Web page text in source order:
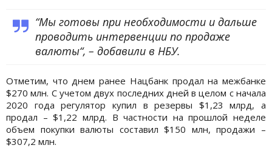
“Мы готовы при необходимости и дальше
проводить интервенции по продаже
валюты“, – добавили в НБУ.
Отметим, что днем ранее Нацбанк продал на межбанке
$270 млн. С учетом двух последних дней в целом с начала
2020 года регулятор купил в резервы $1,23 млрд, а
продал – $1,22 млрд. В частности на прошлой неделе
объем покупки валюты составил $150 млн, продажи –
$307,2 млн.